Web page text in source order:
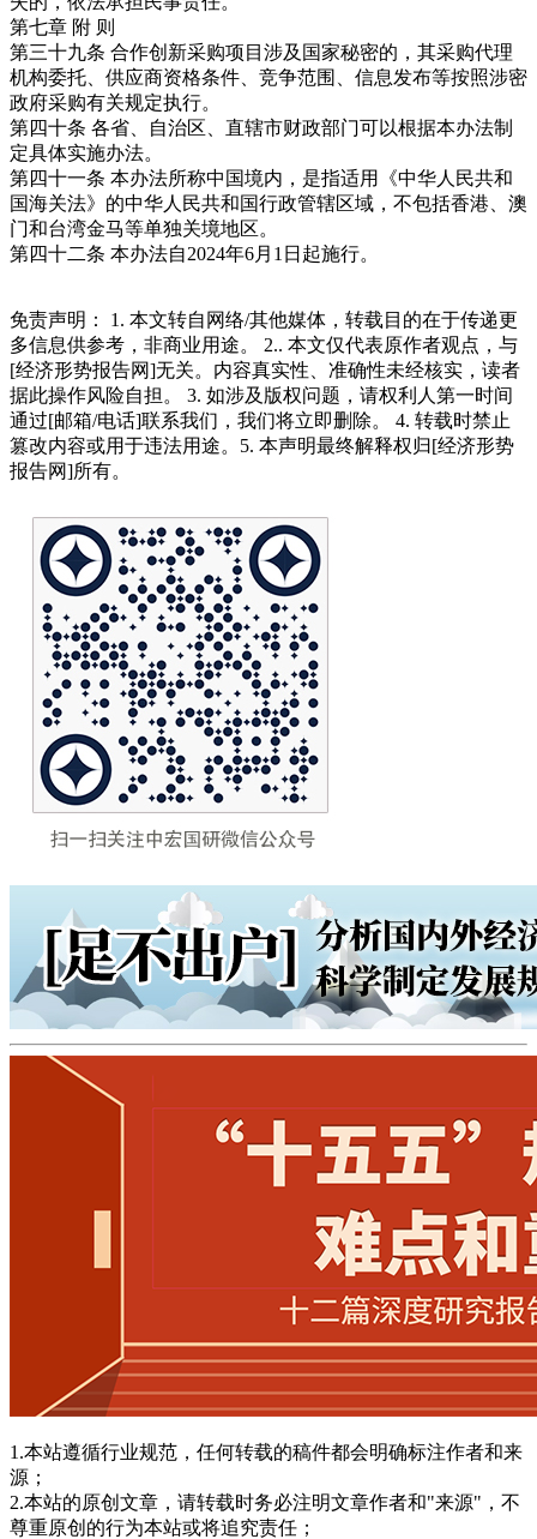
第七章 附 则
第三十九条 合作创新采购项目涉及国家秘密的，其采购代理
机构委托、供应商资格条件、竞争范围、信息发布等按照涉密
政府采购有关规定执行。
第四十条 各省、自治区、直辖市财政部门可以根据本办法制
定具体实施办法。
第四十一条 本办法所称中国境内，是指适用《中华人民共和
国海关法》的中华人民共和国行政管辖区域，不包括香港、澳
门和台湾金马等单独关境地区。
第四十二条 本办法自2024年6月1日起施行。
免责声明： 1. 本文转自网络/其他媒体，转载目的在于传递更
多信息供参考，非商业用途。 2.. 本文仅代表原作者观点，与
[经济形势报告网]无关。内容真实性、准确性未经核实，读者
据此操作风险自担。 3. 如涉及版权问题，请权利人第一时间
通过[邮箱/电话]联系我们，我们将立即删除。 4. 转载时禁止
篡改内容或用于违法用途。5. 本声明最终解释权归[经济形势
报告网]所有。
1.本站遵循行业规范，任何转载的稿件都会明确标注作者和来
源；
2.本站的原创文章，请转载时务必注明文章作者和"来源"，不
尊重原创的行为本站或将追究责任；